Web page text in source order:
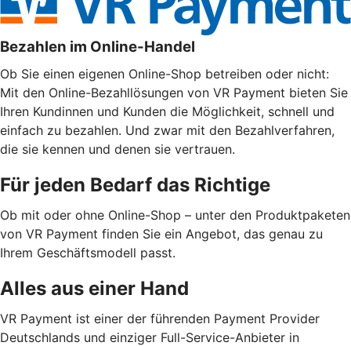
Bezahlen im Online-Handel
Ob Sie einen eigenen Online-Shop betreiben oder nicht:
Mit den Online-Bezahllösungen von VR Payment bieten Sie
Ihren Kundinnen und Kunden die Möglichkeit, schnell und
einfach zu bezahlen. Und zwar mit den Bezahlverfahren,
die sie kennen und denen sie vertrauen.
Für jeden Bedarf das Richtige
Ob mit oder ohne Online-Shop – unter den Produktpaketen
von VR Payment finden Sie ein Angebot, das genau zu
Ihrem Geschäftsmodell passt.
Alles aus einer Hand
VR Payment ist einer der führenden Payment Provider
Deutschlands und einziger Full-Service-Anbieter in